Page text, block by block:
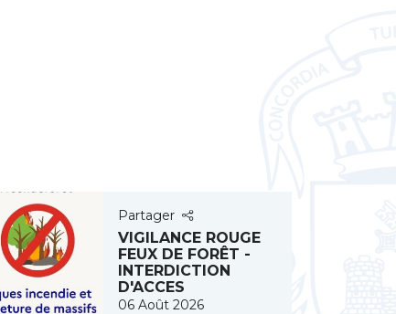
Partager
VIGILANCE ROUGE
FEUX DE FORÊT -
INTERDICTION
D'ACCES
06 Août 2026